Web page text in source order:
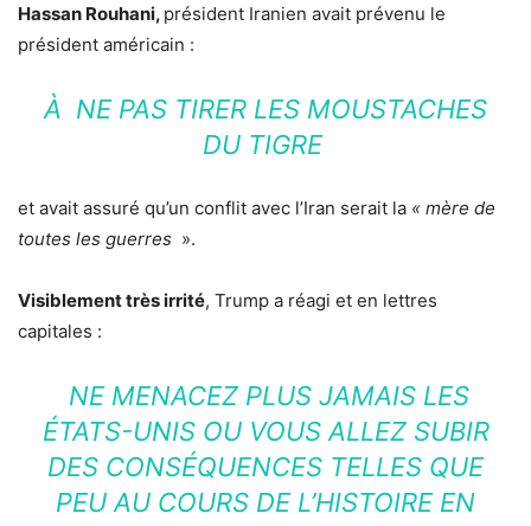
Hassan Rouhani, président Iranien avait prévenu le
président américain :
À NE PAS TIRER LES MOUSTACHES
DU TIGRE
et avait assuré qu’un conflit avec l’Iran serait la « mère de
toutes les guerres ».
Visiblement très irrité, Trump a réagi et en lettres
capitales :
NE MENACEZ PLUS JAMAIS LES
ÉTATS-UNIS OU VOUS ALLEZ SUBIR
DES CONSÉQUENCES TELLES QUE
PEU AU COURS DE L’HISTOIRE EN